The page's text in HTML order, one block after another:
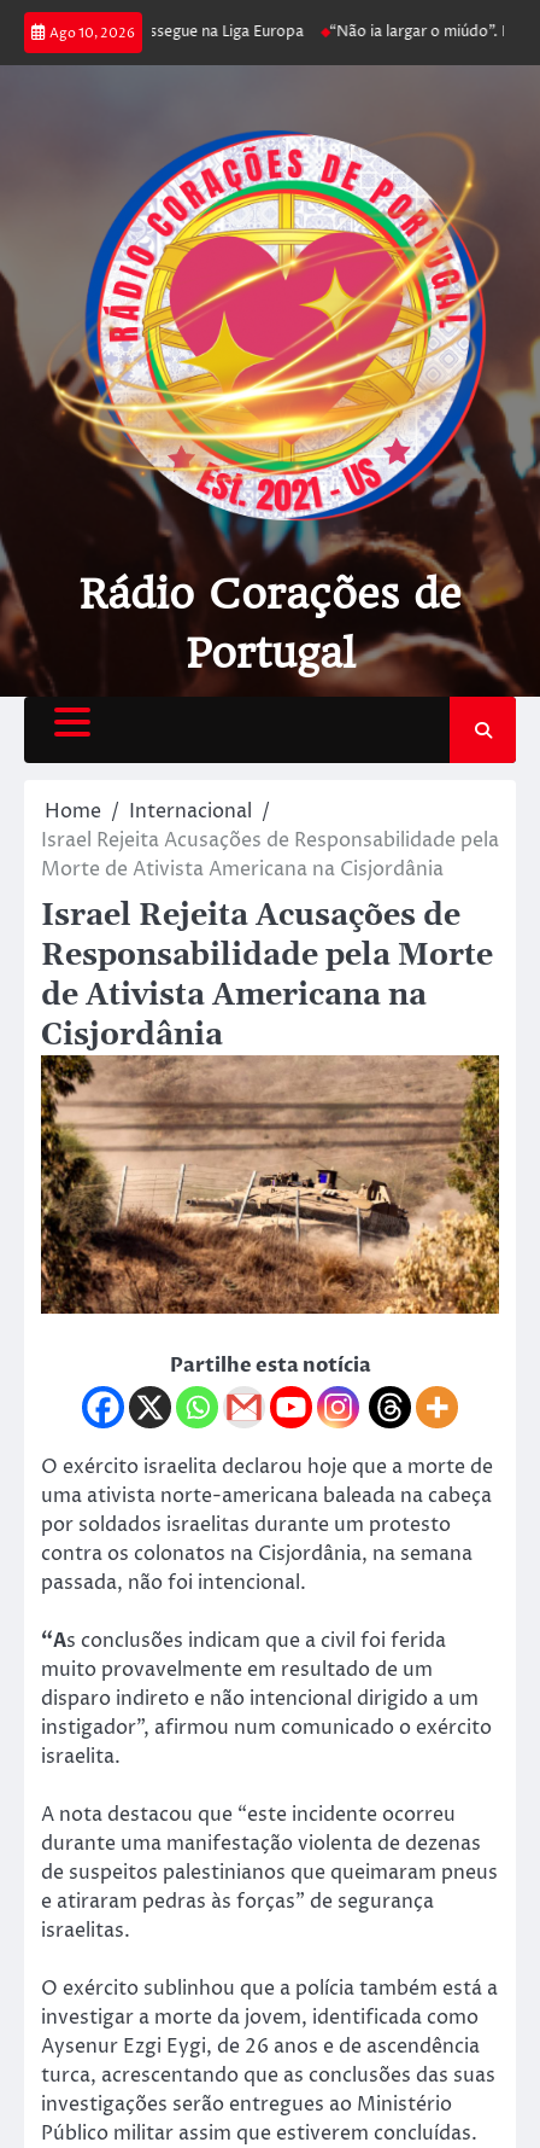
Ago 10, 2026
joga poker e prossegue na Liga Europa “Não ia largar o miúdo”.
Rádio Corações de
Portugal
Home
Internacional
Israel Rejeita Acusações de Responsabilidade pela
Morte de Ativista Americana na Cisjordânia
Israel Rejeita Acusações de
Responsabilidade pela Morte
de Ativista Americana na
Cisjordânia
Partilhe esta notícia
O exército israelita declarou hoje que a morte de
uma ativista norte-americana baleada na cabeça
por soldados israelitas durante um protesto
contra os colonatos na Cisjordânia, na semana
passada, não foi intencional.
“As conclusões indicam que a civil foi ferida
muito provavelmente em resultado de um
disparo indireto e não intencional dirigido a um
instigador”, afirmou num comunicado o exército
israelita.
A nota destacou que “este incidente ocorreu
durante uma manifestação violenta de dezenas
de suspeitos palestinianos que queimaram pneus
e atiraram pedras às forças” de segurança
israelitas.
O exército sublinhou que a polícia também está a
investigar a morte da jovem, identificada como
Aysenur Ezgi Eygi, de 26 anos e de ascendência
turca, acrescentando que as conclusões das suas
investigações serão entregues ao Ministério
Público militar assim que estiverem concluídas.